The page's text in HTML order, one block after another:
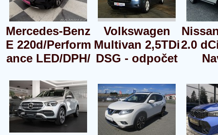
Mercedes-Benz
E 220d/Perform
ance LED/DPH/
Volkswagen
Multivan 2,5TDi
DSG - odpočet
2.0